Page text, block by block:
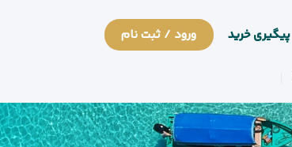
پیگیری خرید ورود / ثبت نام